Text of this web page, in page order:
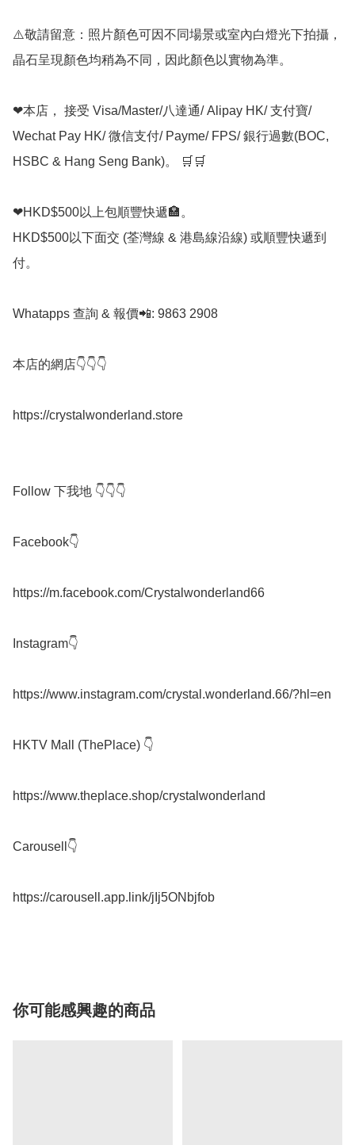
⚠️敬請留意：照片顏色可因不同場景或室內白燈光下拍攝，
晶石呈現顏色均稍為不同，因此顏色以實物為準。
❤本店， 接受 Visa/Master/八達通/ Alipay HK/ 支付寶/
Wechat Pay HK/ 微信支付/ Payme/ FPS/ 銀行過數(BOC,
HSBC & Hang Seng Bank)。 🛒🛒
❤HKD$500以上包順豐快遞🏣。
HKD$500以下面交 (荃灣線 & 港島線沿線) 或順豐快遞到
付。
Whatapps 查詢 & 報價📲: 9863 2908
本店的網店👇👇👇
https://crystalwonderland.store
Follow 下我地 👇👇👇
Facebook👇
https://m.facebook.com/Crystalwonderland66
Instagram👇
https://www.instagram.com/crystal.wonderland.66/?hl=en
HKTV Mall (ThePlace) 👇
https://www.theplace.shop/crystalwonderland
Carousell👇
https://carousell.app.link/jIj5ONbjfob
你可能感興趣的商品